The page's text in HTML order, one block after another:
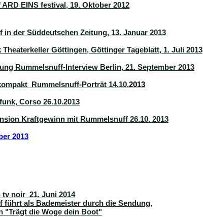
EINS festival, 19. Oktober 2012
in der Süddeutschen Zeitung, 13. Januar 2013
Göttingen, Göttinger Tageblatt, 1. Juli 2013
Rummelsnuff-Interview Berlin, 21. September 2013
Rummelsnuff-Porträt 14.10.2013
Corso 26.10.2013
Kraftgewinn mit Rummelsnuff 26.10. 2013
2013
noir 21. Juni 2014
führt als Bademeister durch die Sendung,
"Trägt die Woge dein Boot"